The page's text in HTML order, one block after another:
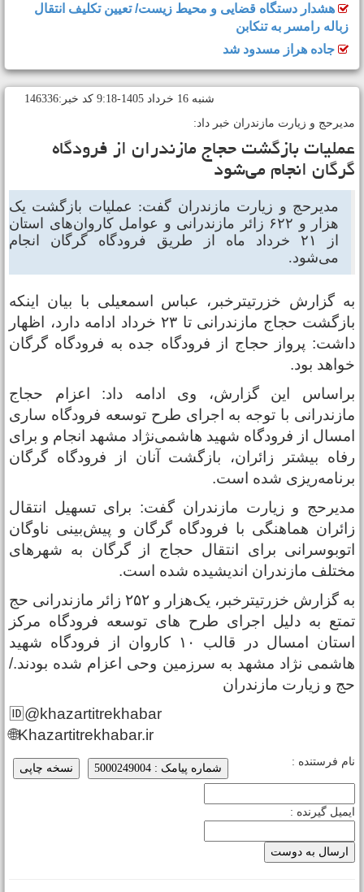
هشدار دستگاه قضایی و محیط زیست/ تعیین تکلیف انتقال
زباله رامسر به تنکابن
جاده هراز مسدود شد
شنبه 16 خرداد 1405-9:18 کد خبر:146336
و زیارت مازندران خبر داد:
بازگشت حجاج مازندران از فرودگاه
انجام می‌شود
مدیرحج و زیارت مازندران گفت: عملیات بازگشت یک
هزار و ۶۲۲ زائر مازندرانی و عوامل کاروان‌های استان
از ۲۱ خرداد ماه از طریق فرودگاه گرگان انجام
می‌شود.
گزارش خزرتیترخبر، عباس اسمعیلی با بیان اینکه
بازگشت حجاج مازندرانی تا ۲۳ خرداد ادامه دارد، اظهار
پرواز حجاج از فرودگاه جده به فرودگاه گرگان
بود.
این گزارش، وی ادامه داد: اعزام حجاج
با توجه به اجرای طرح توسعه فرودگاه ساری
از فرودگاه شهید هاشمی‌نژاد مشهد انجام و برای
بیشتر زائران، بازگشت آنان از فرودگاه گرگان
شده است.
و زیارت مازندران گفت: برای تسهیل انتقال
هماهنگی با فرودگاه گرگان و پیش‌بینی ناوگان
برای انتقال حجاج از گرگان به شهرهای
مازندران اندیشیده شده است.
به گزارش خزرتیترخبر، یک‌هزار و ۲۵۲ زائر مازندرانی حج
به دلیل اجرای طرح های توسعه فرودگاه مرکز
استان امسال در قالب ۱۰ کاروان از فرودگاه شهید
نژاد مشهد به سرزمین وحی اعزام شده بودند./
و زیارت مازندران
🆔@khazartitrekhabar
🌐Khazartitrekhabar.ir
نسخه چاپی شماره پیامک : 5000249004
فرستنده :
گیرنده :